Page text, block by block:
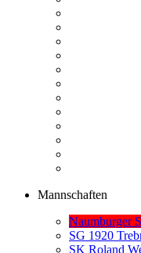
Mannschaften
Naumburger
SG 1920
SK Roland